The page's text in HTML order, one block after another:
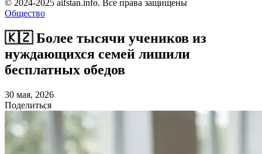
© 2024-2025 aifstan.info. Все права защищены
Общество
🇰🇿 Более тысячи учеников из
нуждающихся семей лишили
бесплатных обедов
30 мая, 2026
Поделиться